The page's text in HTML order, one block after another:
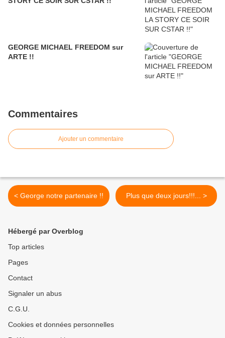
GEORGE MICHAEL FREEDOM sur
ARTE !!
Commentaires
Ajouter un commentaire
< George notre partenaire !! Plus que deux jours!!!... >
Hébergé par Overblog
Top articles
Pages
Contact
Signaler un abus
C.G.U.
Cookies et données personnelles